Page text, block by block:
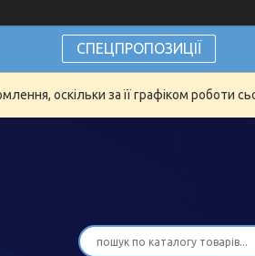
СПЕЦПРОПОЗИЦІЇ
оскільки за її графіком роботи